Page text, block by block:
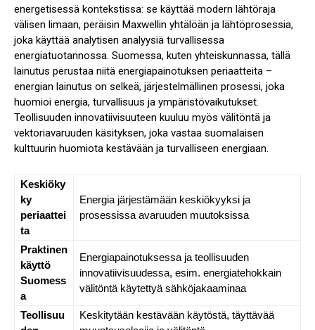
energetisessä kontekstissa: se käyttää modern lähtöraja
välisen limaan, peräisin Maxwellin yhtälöän ja lähtöprosessia,
joka käyttää analytisen analyysiä turvallisessa
energiatuotannossa. Suomessa, kuten yhteiskunnassa, tällä
lainutus perustaa niitä energiapainotuksen periaatteita –
energian lainutus on selkeä, järjestelmällinen prosessi, joka
huomioi energia, turvallisuus ja ympäristövaikutukset.
Teollisuuden innovatiivisuuteen kuuluu myös välitöntä ja
vektoriavaruuden käsityksen, joka vastaa suomalaisen
kulttuurin huomiota kestävään ja turvalliseen energiaan.
Keskiöky
ky
periaattei
ta
Energia järjestämään keskiökyyksi ja
prosessissa avaruuden muutoksissa
Praktinen
käyttö
Suomess
a
Energiapainotuksessa ja teollisuuden
innovatiivisuudessa, esim. energiatehokkain
välitöntä käytettyä sähköjakaaminaa
Teollisuu
Keskitytään kestävään käytöstä, täyttävää